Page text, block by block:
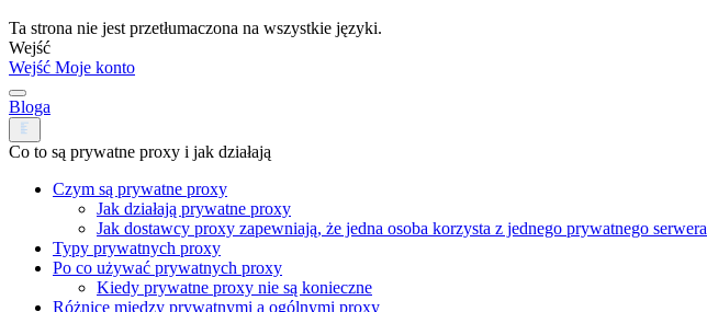
Ta strona nie jest przetłumaczona na wszystkie języki.
Wejść
Wejść Moje konto
Bloga
Co to są prywatne proxy i jak działają
Czym są prywatne proxy
Jak działają prywatne proxy
Jak dostawcy proxy zapewniają, że jedna osoba korzysta z jednego prywatnego serwera
Typy prywatnych proxy
Po co używać prywatnych proxy
Kiedy prywatne proxy nie są konieczne
Różnice między prywatnymi a ogólnymi proxy